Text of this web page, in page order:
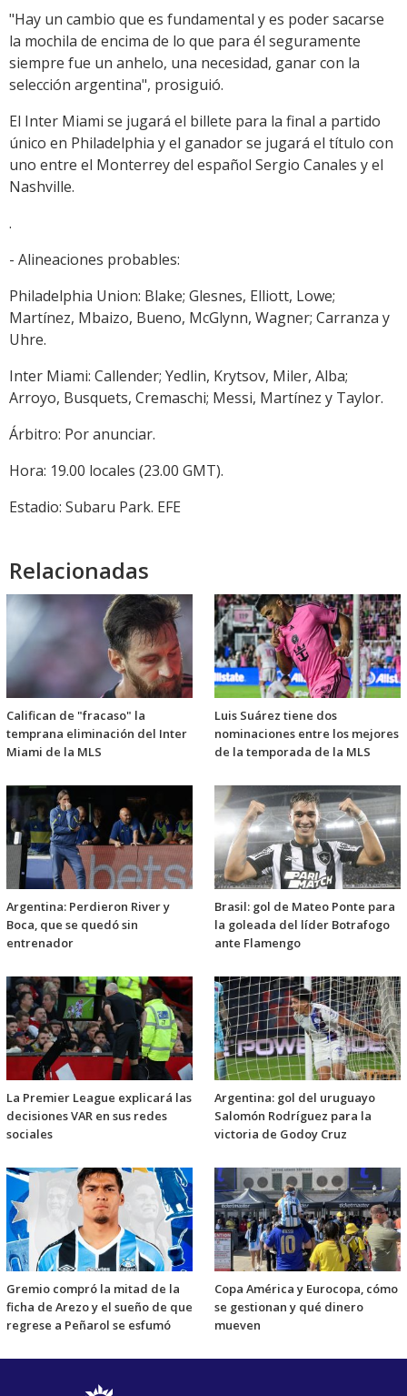
"Hay un cambio que es fundamental y es poder sacarse
la mochila de encima de lo que para él seguramente
siempre fue un anhelo, una necesidad, ganar con la
selección argentina", prosiguió.
El Inter Miami se jugará el billete para la final a partido
único en Philadelphia y el ganador se jugará el título con
uno entre el Monterrey del español Sergio Canales y el
Nashville.
.
- Alineaciones probables:
Philadelphia Union: Blake; Glesnes, Elliott, Lowe;
Martínez, Mbaizo, Bueno, McGlynn, Wagner; Carranza y
Uhre.
Inter Miami: Callender; Yedlin, Krytsov, Miler, Alba;
Arroyo, Busquets, Cremaschi; Messi, Martínez y Taylor.
Árbitro: Por anunciar.
Hora: 19.00 locales (23.00 GMT).
Estadio: Subaru Park. EFE
Relacionadas
Califican de "fracaso" la
temprana eliminación del Inter
Miami de la MLS
Luis Suárez tiene dos
nominaciones entre los mejores
de la temporada de la MLS
Argentina: Perdieron River y
Boca, que se quedó sin
entrenador
Brasil: gol de Mateo Ponte para
la goleada del líder Botrafogo
ante Flamengo
La Premier League explicará las
decisiones VAR en sus redes
sociales
Argentina: gol del uruguayo
Salomón Rodríguez para la
victoria de Godoy Cruz
Gremio compró la mitad de la
ficha de Arezo y el sueño de que
regrese a Peñarol se esfumó
Copa América y Eurocopa, cómo
se gestionan y qué dinero
mueven